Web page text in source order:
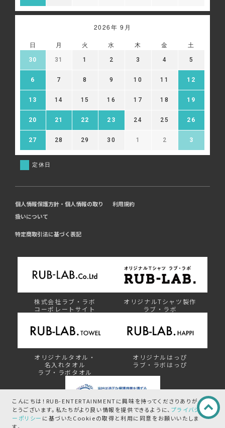
こんにちは！RUB-ENTERTAINMENTに興味を持ってくださりありが
とうございます。 私たちがより良い情報を提供できるように、 プライバシ
ーポリシー に基づいたCookieの取得と利用に同意をお願いいたしま
2026年 9月
日 月 火 水 木 金 土
30 31 1 2 3 4 5
6 7 8 9 10 11 12
13 14 15 16 17 18 19
20 21 22 23 24 25 26
27 28 29 30 1 2 3
定休日
個人情報保護方針・個人情報の取り
扱いについて
利用規約
特定商取引法に基づく表記
株式会社ラブ・ラボ
コーポレートサイト
オリジナルTシャツ製作
ラブ・ラボ
オリジナルタオル・
名入れタオル
ラブ・ラボタオル
オリジナルはっぴ
ラブ・ラボはっぴ
プライバシーマーク制度